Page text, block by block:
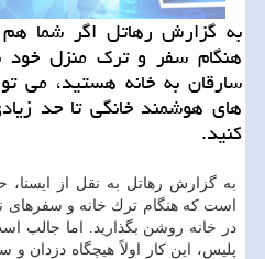
به گزارش رهاتل اگر شما
هنگام سفر و ترك منزل خود
سارقان به خانه هستید، می
های هوشمند خانگی تا حد
كنید.
به گزارش رهاتل به نقل از ایسنا،
است كه هنگام ترك خانه و سفرهای
در خانه روشن بگذارید. اما جالب
پلیس، این كار اولاً هیچگاه دزدان